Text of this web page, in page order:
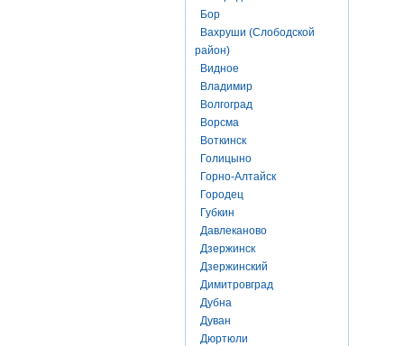
Бор
Вахруши (Слободской
район)
Видное
Владимир
Волгоград
Ворсма
Воткинск
Голицыно
Горно-Алтайск
Городец
Губкин
Давлеканово
Дзержинск
Дзержинский
Димитровград
Дубна
Дуван
Дюртюли